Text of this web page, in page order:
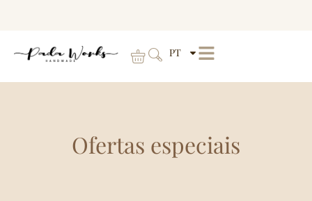
PT
Ofertas especiais